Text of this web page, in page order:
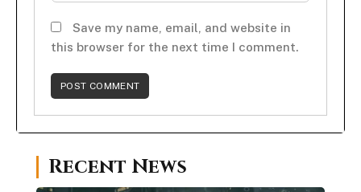
Save my name, email, and website in
this browser for the next time I comment.
Recent News